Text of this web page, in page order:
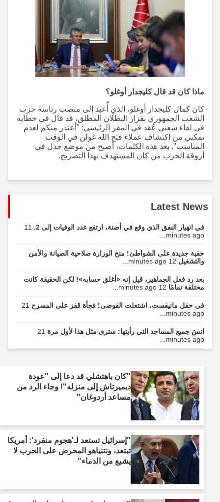
ماذا كان قد قال كليجدار أوغلو؟
كان كمال كليجدار أوغلو، الذي أُعيد إلى منصب رئاسة حزب
الشعب الجمهوري بقرار البطلان المطلق، قد قال في خطابه
في لقاء شعبي عُقد في المقر الرئيسي: "أعتذر منكم لعدم
تمكني من اكتشاف عملاء فتح الله غولن في الوقت
المناسب". بعد هذه الكلمات، أصبح من موضع جدل في
أروقة الحزب من كان المستهدف بهذا التصريح.
Latest News
في انهيار النفق الذي وقع في أضنة، ارتفع عدد الوفيات إلى 2.
11
minutes ago...
حقبة جديدة على الشواطئ! منح الوزارة صلاحية الصيانة والأمن
والتشغيل12 minutes ago...
بعد رد فعل الجماهير، قيل إنه «أغلق حسابه»! لكن الحقيقة كانت
مختلفة تمامًا12 minutes ago...
في حفل مانيفست، اشتعلت الفوضى! فجأة قفز على المسرح 21
minutes ago...
انسَ جميع المساجد التي رأيتها: سترى مثل هذا لأول مرة21
minutes ago...
"كان باهتشلي قد دعا إلى "عودة
ديميرتاش إلى منزله"! وجاء الرد من
مساعد أردوغان"
"إسرائيل تستعد لـ'هجوم منفرد': أمريكا
تبتعد، ونتنياهو المحرض على الحرب لا
يشبع من الدماء"